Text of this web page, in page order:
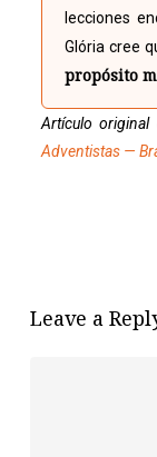
lecciones
Glória cree
propósito
Artículo original
Adventistas —
Leave a